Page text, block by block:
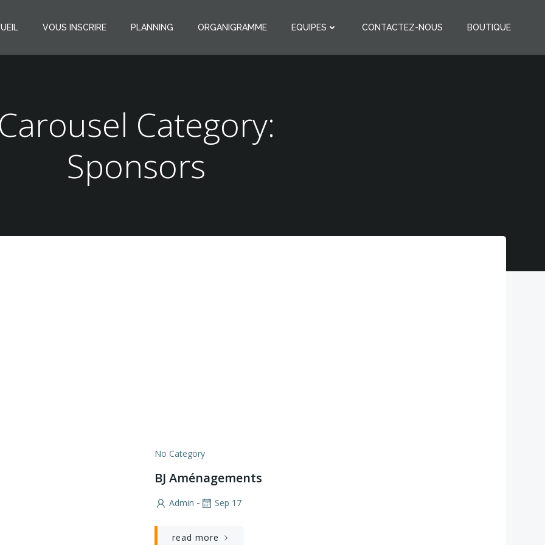
VOUS INSCRIRE PLANNING ORGANIGRAMME EQUIPES CONTACTEZ-NOUS BOUTIQUE
Carousel Category:
Sponsors
No Category
BJ Aménagements
Admin - Sep 17
read more